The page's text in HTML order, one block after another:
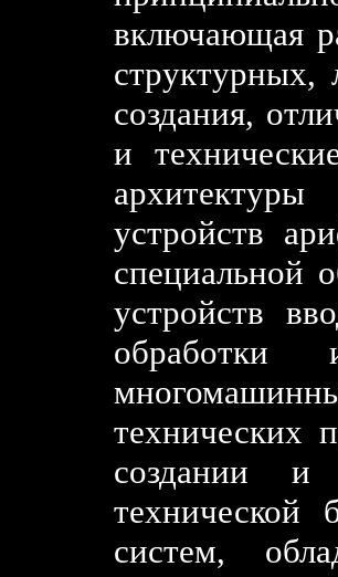
включающая
структурных,
создания,
и
устройств
специальной
устройств
обработки
технических
создании и
технической
систем,